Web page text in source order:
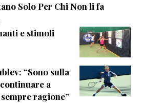
Solo Per Chi Non li fa
e stimoli
“Sono sulla
a
ragione”